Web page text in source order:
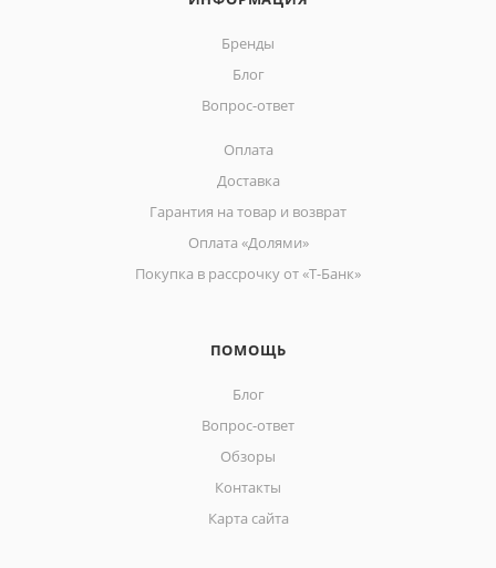
Бренды
Блог
Вопрос-ответ
Оплата
Доставка
Гарантия на товар и возврат
Оплата «Долями»
Покупка в рассрочку от «Т-Банк»
ПОМОЩЬ
Блог
Вопрос-ответ
Обзоры
Контакты
Карта сайта